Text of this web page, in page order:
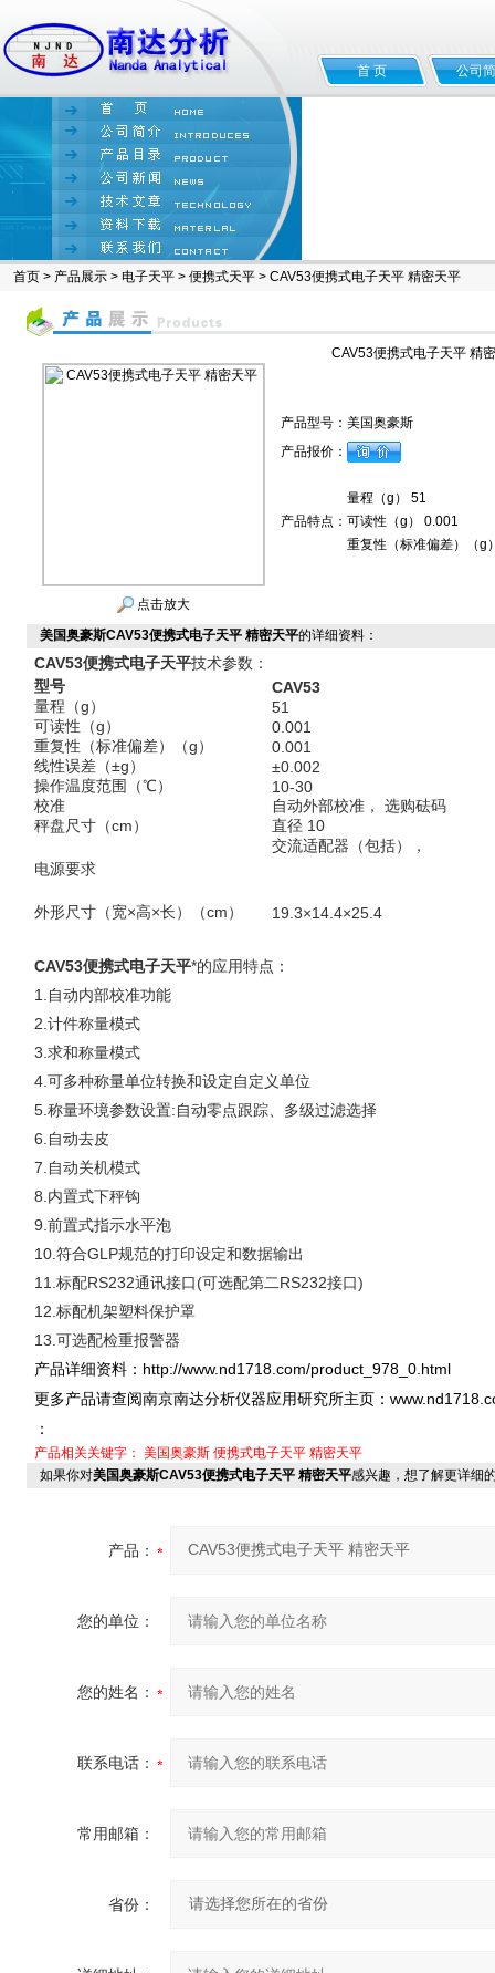
首 页 公司
首页 > 产品展示 > 电子天平 > 便携式天平 > CAV53便携式电子天平 精密天平
CAV53便携式电子天平 精
点击放大
产品型号： 美国奥豪斯
产品报价：
产品特点：
量程（g） 51
可读性（g） 0.001
重复性（标准偏差）（g
美国奥豪斯CAV53便携式电子天平 精密天平的详细资料：
CAV53便携式电子天平技术参数：
型号
CAV53
量程（g）
51
可读性（g）
0.001
重复性（标准偏差）（g）
0.001
线性误差（±g）
±0.002
操作温度范围（℃）
10-30
校准
自动外部校准， 选购砝码
秤盘尺寸（cm） 直径 10
电源要求
交流适配器（包括），
外形尺寸（宽×高×长）（cm） 19.3×14.4×25.4
CAV53便携式电子天平*的应用特点：
1.自动内部校准功能
2.计件称量模式
3.求和称量模式
4.可多种称量单位转换和设定自定义单位
5.称量环境参数设置:自动零点跟踪、多级过滤选择
6.自动去皮
7.自动关机模式
8.内置式下秤钩
9.前置式指示水平泡
10.符合GLP规范的打印设定和数据输出
11.标配RS232通讯接口(可选配第二RS232接口)
12.标配机架塑料保护罩
13.可选配检重报警器
产品详细资料： http://www.nd1718.com/product_978_0.html
更多产品请查阅南京南达分析仪器应用研究所主页：
：
产品相关关键字： 美国奥豪斯 便携式电子天平 精密天平
如果你对美国奥豪斯CAV53便携式电子天平 精密天平感兴趣，想了解更详细
产品：
您的单位：
您的姓名：
联系电话：
常用邮箱：
省份：